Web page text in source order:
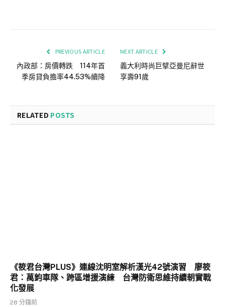
PREVIOUS ARTICLE
內政部：房價轉跌 114年首
季房貸負擔率44.53%續降
NEXT ARTICLE
義大利時尚巨擘亞曼尼辭世
享壽91歲
RELATED POSTS
《筱君台灣PLUS》連線沈明室解析漢光42號演習 廖筱
君：萬鈞車隊、跨區增援演練 台灣防衛思維持續朝實戰
化發展
28 分鐘前